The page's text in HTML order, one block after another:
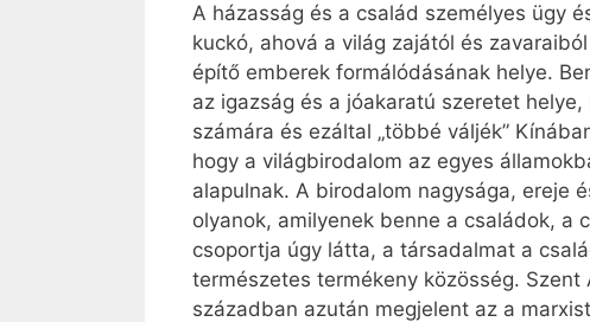
A házasság és a család személyes ügy
kuckó, ahová a világ zajától és
építő emberek formálódásának helye.
az igazság és a jóakaratú szeretet
számára és ezáltal „többé váljék”
hogy a világbirodalom az egyes
alapulnak. A birodalom nagysága, ereje
olyanok, amilyenek benne a családok, a
csoportja úgy látta, a társadalmat a
természetes termékeny közösség.
században azután megjelent az a